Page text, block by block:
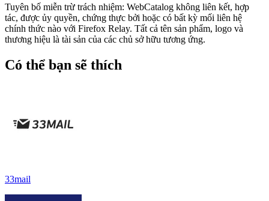
Tuyên bố miễn trừ trách nhiệm: WebCatalog không liên kết, hợp
tác, được ủy quyền, chứng thực bởi hoặc có bất kỳ mối liên hệ
chính thức nào với Firefox Relay. Tất cả tên sản phẩm, logo và
thương hiệu là tài sản của các chủ sở hữu tương ứng.
Có thể bạn sẽ thích
33mail